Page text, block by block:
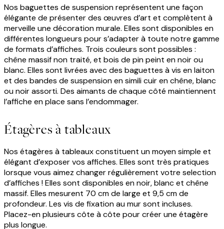
Nos baguettes de suspension représentent une façon
élégante de présenter des œuvres d’art et complètent à
merveille une décoration murale. Elles sont disponibles en
différentes longueurs pour s’adapter à toute notre gamme
de formats d’affiches. Trois couleurs sont possibles :
chêne massif non traité, et bois de pin peint en noir ou
blanc. Elles sont livrées avec des baguettes à vis en laiton
et des bandes de suspension en simili cuir en chêne, blanc
ou noir assorti. Des aimants de chaque côté maintiennent
l’affiche en place sans l’endommager.
Étagères à tableaux
Nos étagères à tableaux constituent un moyen simple et
élégant d’exposer vos affiches. Elles sont très pratiques
lorsque vous aimez changer régulièrement votre selection
d’affiches ! Elles sont disponibles en noir, blanc et chêne
massif. Elles mesurent 70 cm de large et 9,5 cm de
profondeur. Les vis de fixation au mur sont incluses.
Placez-en plusieurs côte à côte pour créer une étagère
plus longue.